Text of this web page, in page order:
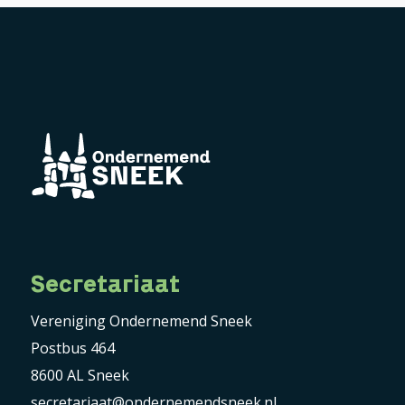
Secretariaat
Vereniging Ondernemend Sneek
Postbus 464
8600 AL Sneek